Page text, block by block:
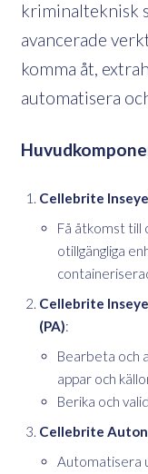
kriminalteknisk
avancerade
komma åt,
automatisera
Cellebrite
Få åtkomst till
otillgängliga
Cellebrite
(PA):
Bearbeta och
appar och
Berika och
Cellebrite
Automatisera